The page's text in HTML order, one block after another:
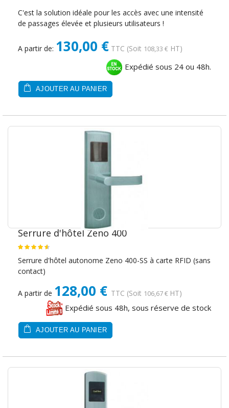
C'est la solution idéale pour les accès avec une intensité
de passages élevée et plusieurs utilisateurs !
A partir de: 130,00 € TTC (Soit 108,33 € HT)
Expédié sous 24 ou 48h.
AJOUTER AU PANIER
Serrure d'hôtel Zeno 400
Serrure d'hôtel autonome Zeno 400-SS à carte RFID (sans
contact)
A partir de 128,00 € TTC (Soit 106,67 € HT)
Expédié sous 48h, sous réserve de stock
AJOUTER AU PANIER